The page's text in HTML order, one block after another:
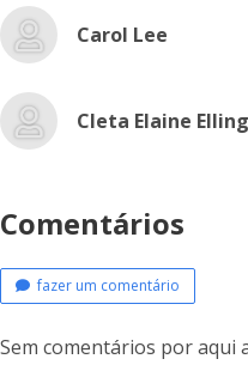
Carol Lee
Cleta Elaine
Comentários
fazer um comentário
Sem comentários por aqui